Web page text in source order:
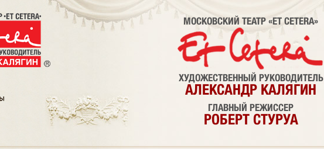
МОСКОВСКИЙ ТЕАТР «ET CETERA»
ХУДОЖЕСТВЕННЫЙ РУКОВОДИТЕЛЬ
АЛЕКСАНДР КАЛЯГИН
ГЛАВНЫЙ РЕЖИССЕР
РОБЕРТ СТУРУА